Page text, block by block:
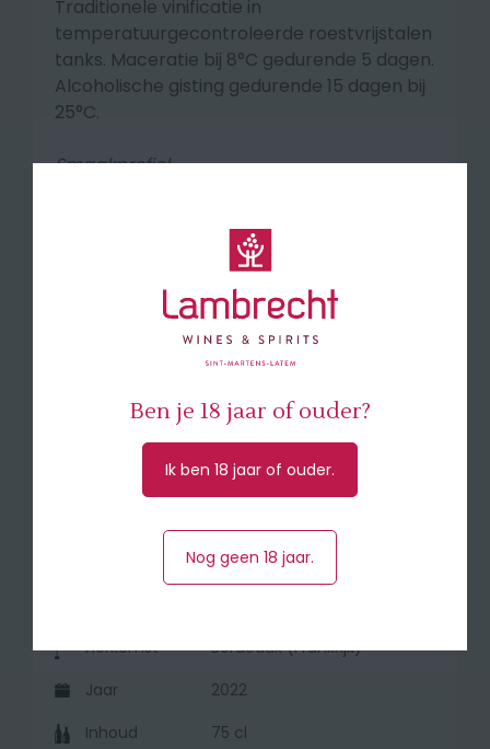
Traditionele vinificatie in
temperatuurgecontroleerde roestvrijstalen
tanks. Maceratie bij 8°C gedurende 5 dagen.
Alcoholische gisting gedurende 15 dagen bij
25°C.
Smaakprofiel
en zwarte bessen, die meteen voor frisse,
uitnodigende aroma’s zorgen. In de mond is
de wijn rond en evenwichtig, met rijpe rode
kers en zachte, mooi versmolten tannines.
Een verleidelijke, sappige wijn die je jong
🥇 Médaille d'Or Concours Agricole Paris
Herkomst
Bordeaux (Frankrijk)
Jaar
2022
Inhoud
75 cl
Ben je 18 jaar of ouder?
Ik ben 18 jaar of ouder.
Nog geen 18 jaar.